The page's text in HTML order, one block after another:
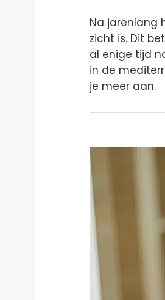
Na jarenlang
zicht is. Dit
al enige tijd
in de
je meer aan.